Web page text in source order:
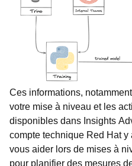
Ces informations,
votre mise à niveau et les
disponibles dans Insights
compte technique Red Hat
vous aider lors de mises à
pour planifier des mesures